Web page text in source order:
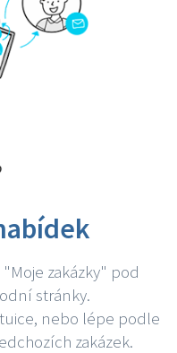
zakázky" pod
stránky.
nebo lépe podle
zakázek.